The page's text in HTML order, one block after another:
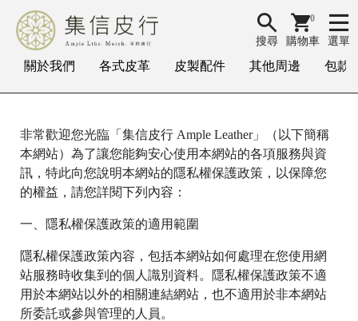
0
購物車
搜尋 選單
關於我們 各式皮革 皮製配件 其他周邊 包款
非常歡迎您光臨「集信皮行 Ample Leather」（以下簡稱
本網站）為了讓您能夠安心使用本網站的各項服務與資
訊，特此向您說明本網站的隱私權保護政策，以保障您
的權益，請您詳閱下列內容：
一、隱私權保護政策的適用範圍
隱私權保護政策內容，包括本網站如何處理在您使用網
站服務時收集到的個人識別資料。隱私權保護政策不適
用於本網站以外的相關連結網站，也不適用於非本網站
所委託或參與管理的人員。